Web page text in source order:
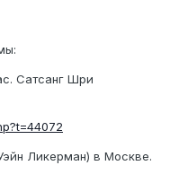
Сатсанг Шри
Ликерман) в Москве.